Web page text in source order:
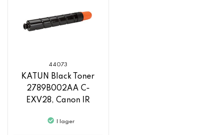
44073
KATUN Black Toner
2789B002AA C-
EXV28, Canon IR
I lager